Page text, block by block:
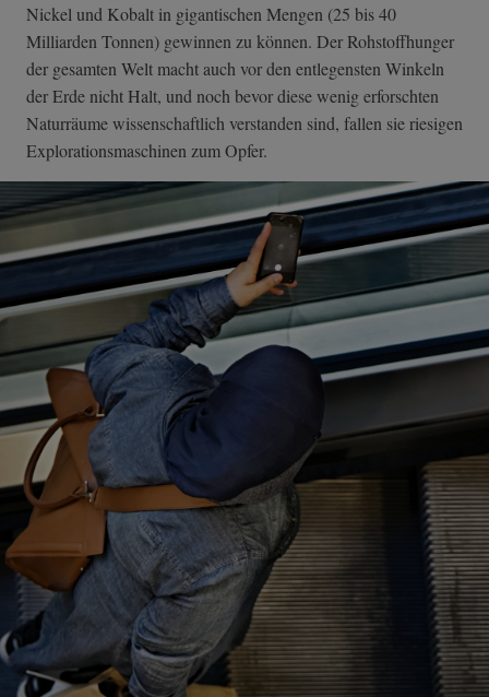
Nickel und Kobalt in gigantischen Mengen (25 bis 40
Milliarden Tonnen) gewinnen zu können. Der Rohstoffhunger
der gesamten Welt macht auch vor den entlegensten Winkeln
der Erde nicht Halt, und noch bevor diese wenig erforschten
Naturräume wissenschaftlich verstanden sind, fallen sie riesigen
Explorationsmaschinen zum Opfer.